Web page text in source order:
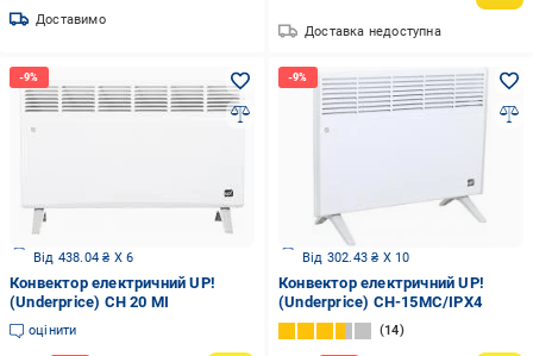
Доставимо
Доставка недоступна
Від 438.04 ₴ X 6
Конвектор електричний UP!
(Underprice) CH 20 MI
оцінити
Від 302.43 ₴ X 10
Конвектор електричний UP!
(Underprice) CH-15MC/IPX4
14